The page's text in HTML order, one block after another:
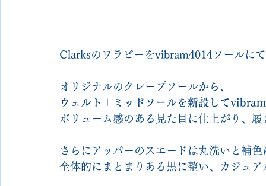
Clarksのワラビーをvibram4014ソールに
オリジナルのクレープソールから、
ウェルト＋ミッドソールを新設して
ボリューム感のある見た目に仕上がり、
さらにアッパーのスエードは丸洗いと補
全体的にまとまりある黒に整い、カジュ